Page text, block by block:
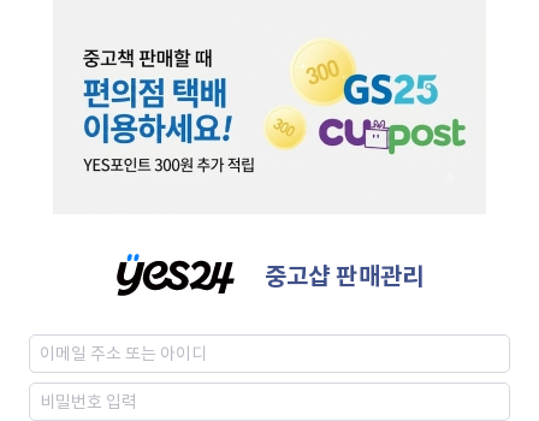
중고샵 판매관리